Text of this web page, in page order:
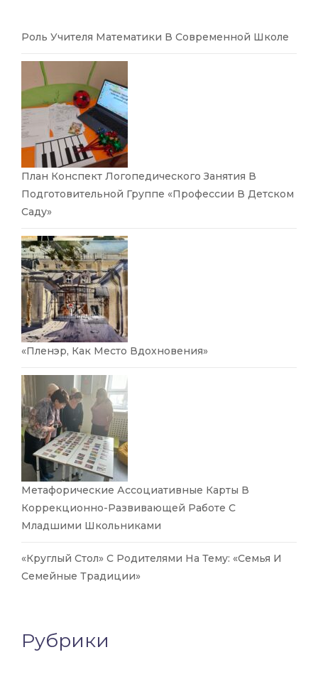
Роль Учителя Математики В Современной Школе
План Конспект Логопедического Занятия В
Подготовительной Группе «Профессии В Детском
Саду»
«Пленэр, Как Место Вдохновения»
Метафорические Ассоциативные Карты В
Коррекционно-Развивающей Работе С
Младшими Школьниками
«Круглый Стол» С Родителями На Тему: «Семья И
Семейные Традиции»
Рубрики